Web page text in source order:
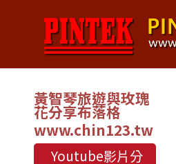
黃智琴旅遊與玫瑰
花分享布落格
Youtube影片分